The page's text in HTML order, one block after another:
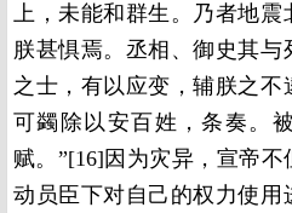
上，未能和群生。乃者地震
朕甚惧焉。丞相、御史其
之士，有以应变，辅朕之
可蠲除以安百姓，条奏。
赋。”[16]因为灾异，宣帝
动员臣下对自己的权力使用